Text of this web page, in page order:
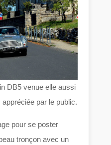
DB5 venue elle aussi
par le public.
pour se poster
tronçon avec un